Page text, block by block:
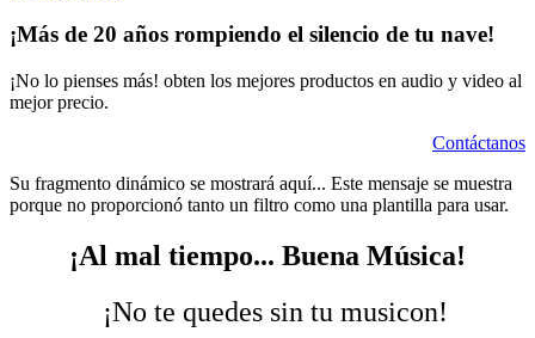
¡Más de 20 años rompiendo el silencio de tu nave!
¡No lo pienses más! obten los mejores productos en audio y video al
mejor precio.
Contáctanos
Su fragmento dinámico se mostrará aquí... Este mensaje se muestra
porque no proporcionó tanto un filtro como una plantilla para usar.
¡Al mal tiempo... Buena Música!
¡No te quedes sin tu musicon!